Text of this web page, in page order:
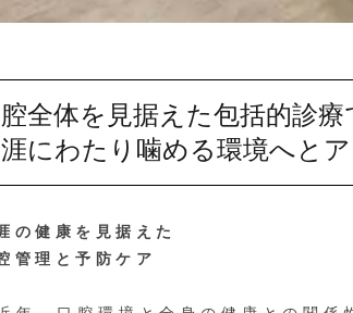
全体を見据えた包括的診療
にわたり噛める環境へと
の健康を見据えた
管理と予防ケア